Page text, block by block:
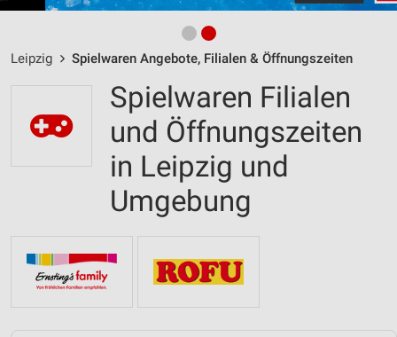
Leipzig Spielwaren Angebote, Filialen & Öffnungszeiten
Spielwaren Filialen
und Öffnungszeiten
in Leipzig und
Umgebung